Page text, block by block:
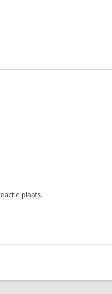
plaats.